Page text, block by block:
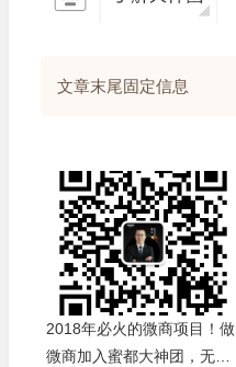
文章末尾固定信息
2018年必火的微商项目！做
微商加入蜜都大神团，无敌